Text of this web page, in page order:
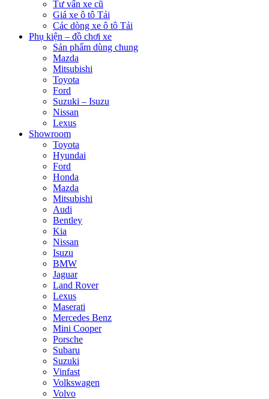
Tư vấn xe cũ
Giá xe ô tô Tải
Các dòng xe ô tô Tải
Phụ kiện – đồ chơi xe
Sản phẩm dùng chung
Mazda
Mitsubishi
Toyota
Ford
Suzuki – Isuzu
Nissan
Lexus
Showroom
Toyota
Hyundai
Ford
Honda
Mazda
Mitsubishi
Audi
Bentley
Kia
Nissan
Isuzu
BMW
Jaguar
Land Rover
Lexus
Maserati
Mercedes Benz
Mini Cooper
Porsche
Subaru
Suzuki
Vinfast
Volkswagen
Volvo